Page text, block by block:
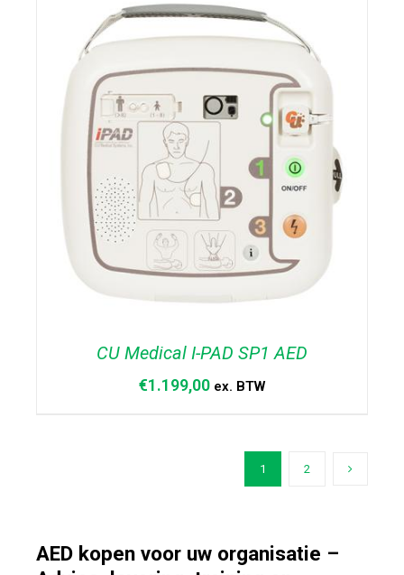
TOEVOEGEN AAN WINKELWAGEN /
CU Medical I-PAD SP1 AED
€1.199,00 ex. BTW
1 2
AED kopen voor uw organisatie –